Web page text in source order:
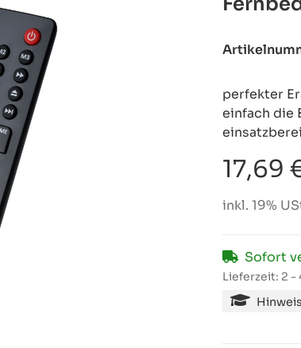
perfekter
einfach die
17,69
inkl. 19%
Sofort
Lieferzeit: 2 -